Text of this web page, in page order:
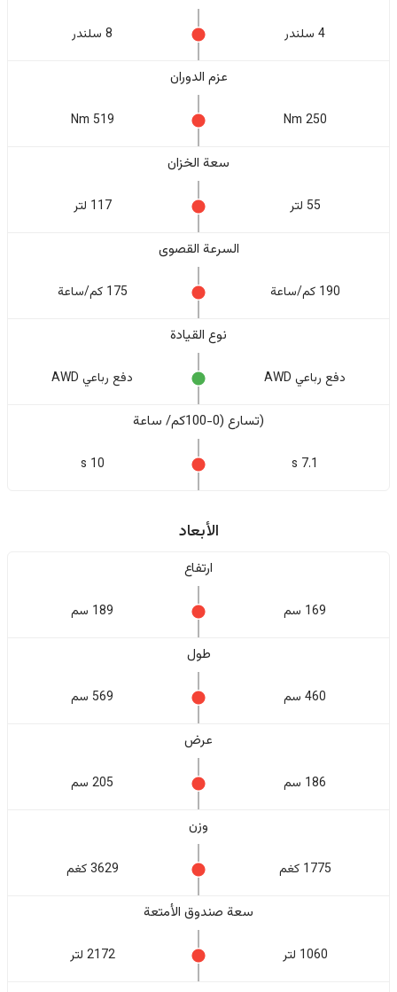
4 سلندر 8 سلندر
عزم الدوران
250 Nm
519 Nm
سعة الخزان
55 لتر 117 لتر
السرعة القصوى
190 كم/ساعة 175 كم/ساعة
نوع القيادة
دفع رباعي AWD دفع رباعي AWD
(تسارع (0-100كم/ ساعة
7.1 s
10 s
الأبعاد
ارتفاع
169 سم 189 سم
طول
460 سم 569 سم
عرض
186 سم 205 سم
وزن
1775 كغم 3629 كغم
سعة صندوق الأمتعة
1060 لتر 2172 لتر